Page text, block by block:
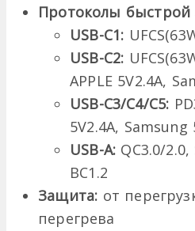
Протоколы быстрой
USB-C1:
USB-C2:
APPLE 5V2.4A,
USB-C3/C4/C5:
5V2.4A, Samsung
USB-A: QC3.0/2.0,
BC1.2
Защита: от
перегрева